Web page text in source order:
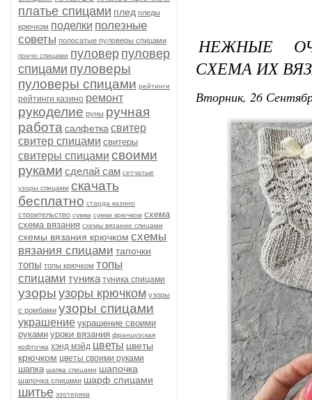
платье спицами плед пледы
крючком поделки полезные
советы полосатые пуловеры спицами
пончо спицами пуловер пуловер
спицами пуловеры
пуловеры спицами рейтинги
рейтинги казино ремонт
рукоделие руны ручная
работа салфетка свитер
свитер спицами свитеры
свитеры спицами своими
руками сделай сам сетчатые
узоры спицами скачать
бесплатно старда казино
строительство сумки сумки крючком схема
схема вязания схемы вязание спицами
схемы вязания крючком схемы
вязания спицами тапочки
топы топы крючком топы
спицами туника туника спицами
узоры узоры крючком узоры
с ромбами узоры спицами
украшение украшение своими
руками уроки вязания французская
кофточка хэнд мэйд цветы цветы
крючком цветы своими руками
шапка шапка спицами шапочка
шапочка спицами шарф спицами
шитье эзотерика
НЕЖНЫЕ
СХЕМА ИХ
Вторник, 26